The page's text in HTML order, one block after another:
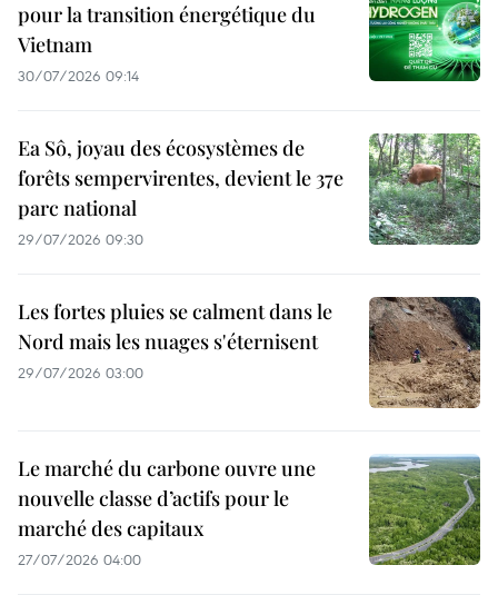
pour la transition énergétique du
Vietnam
30/07/2026 09:14
Ea Sô, joyau des écosystèmes de
forêts sempervirentes, devient le 37e
parc national
29/07/2026 09:30
Les fortes pluies se calment dans le
Nord mais les nuages s'éternisent
29/07/2026 03:00
Le marché du carbone ouvre une
nouvelle classe d’actifs pour le
marché des capitaux
27/07/2026 04:00